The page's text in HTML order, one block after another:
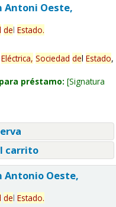
Antoni Oeste,
del Estado.
Eléctrica, Sociedad del Estado,
préstamo: Signatura
carrito
Antonio Oeste,
del Estado.